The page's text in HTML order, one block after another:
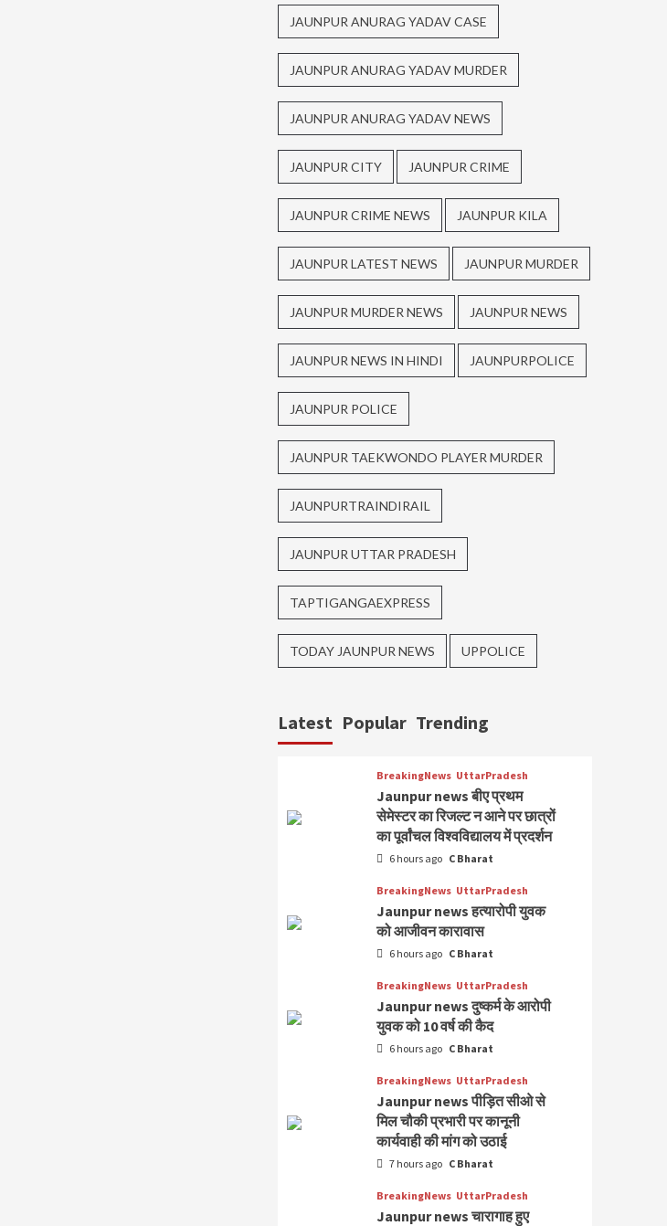
JAUNPUR ANURAG YADAV CASE
JAUNPUR ANURAG YADAV MURDER
JAUNPUR ANURAG YADAV NEWS
JAUNPUR CITY JAUNPUR CRIME
JAUNPUR CRIME NEWS JAUNPUR KILA
JAUNPUR LATEST NEWS JAUNPUR MURDER
JAUNPUR MURDER NEWS JAUNPUR NEWS
JAUNPUR NEWS IN HINDI JAUNPURPOLICE
JAUNPUR POLICE
JAUNPUR TAEKWONDO PLAYER MURDER
JAUNPURTRAINDIRAIL
JAUNPUR UTTAR PRADESH
TAPTIGANGAEXPRESS
TODAY JAUNPUR NEWS UPPOLICE
Latest Popular Trending
BreakingNews UttarPradesh
Jaunpur news बीए प्रथम
सेमेस्टर का रिजल्ट न आने पर छात्रों
का पूर्वांचल विश्वविद्यालय में प्रदर्शन
6 hours ago C Bharat
BreakingNews UttarPradesh
Jaunpur news हत्यारोपी युवक
को आजीवन कारावास
6 hours ago C Bharat
BreakingNews UttarPradesh
Jaunpur news दुष्कर्म के आरोपी
युवक को 10 वर्ष की कैद
6 hours ago C Bharat
BreakingNews UttarPradesh
Jaunpur news पीड़ित सीओ से
मिल चौकी प्रभारी पर कानूनी
कार्यवाही की मांग को उठाई
7 hours ago C Bharat
BreakingNews UttarPradesh
Jaunpur news चारागाह हुए